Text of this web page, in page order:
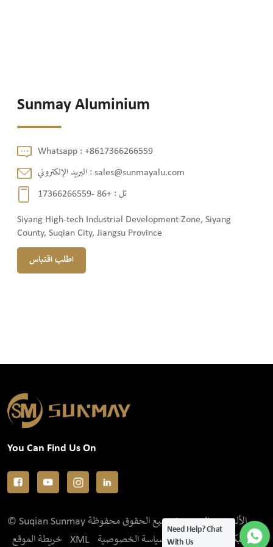
Sunmay Aluminium
Whatsapp :+8617366266559
البريد الإلكتروني :sales@sunmayalu.com
تل : +86 -17366266559
Siyang High-tech Industrial Development Zone, Siyang
County, Suqian City, Jiangsu Province
اطلب اقتباس
You Can Find Us On
© Suqian Sunmay الألومنيوم المحدودة جميع الحقوق محفوظة .
خريطة الموقع
XML سياسة الخصوصية IPv6 الشبكة المدعومة
Need Help? Chat
With Us